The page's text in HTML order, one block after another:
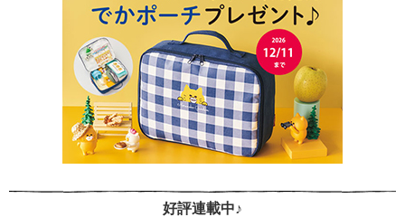
好評連載中♪